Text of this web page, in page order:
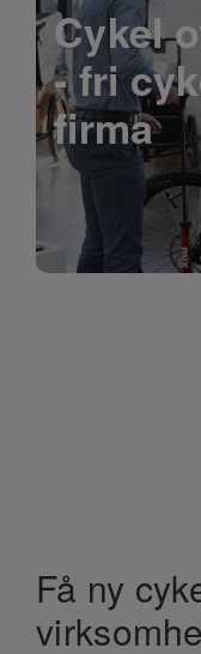
Cykel
- fri
firma
Få ny